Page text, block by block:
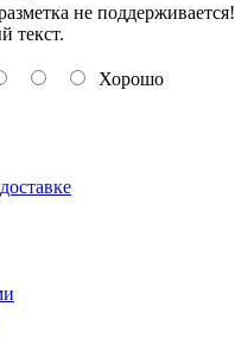
не поддерживается!
текст.
Хорошо